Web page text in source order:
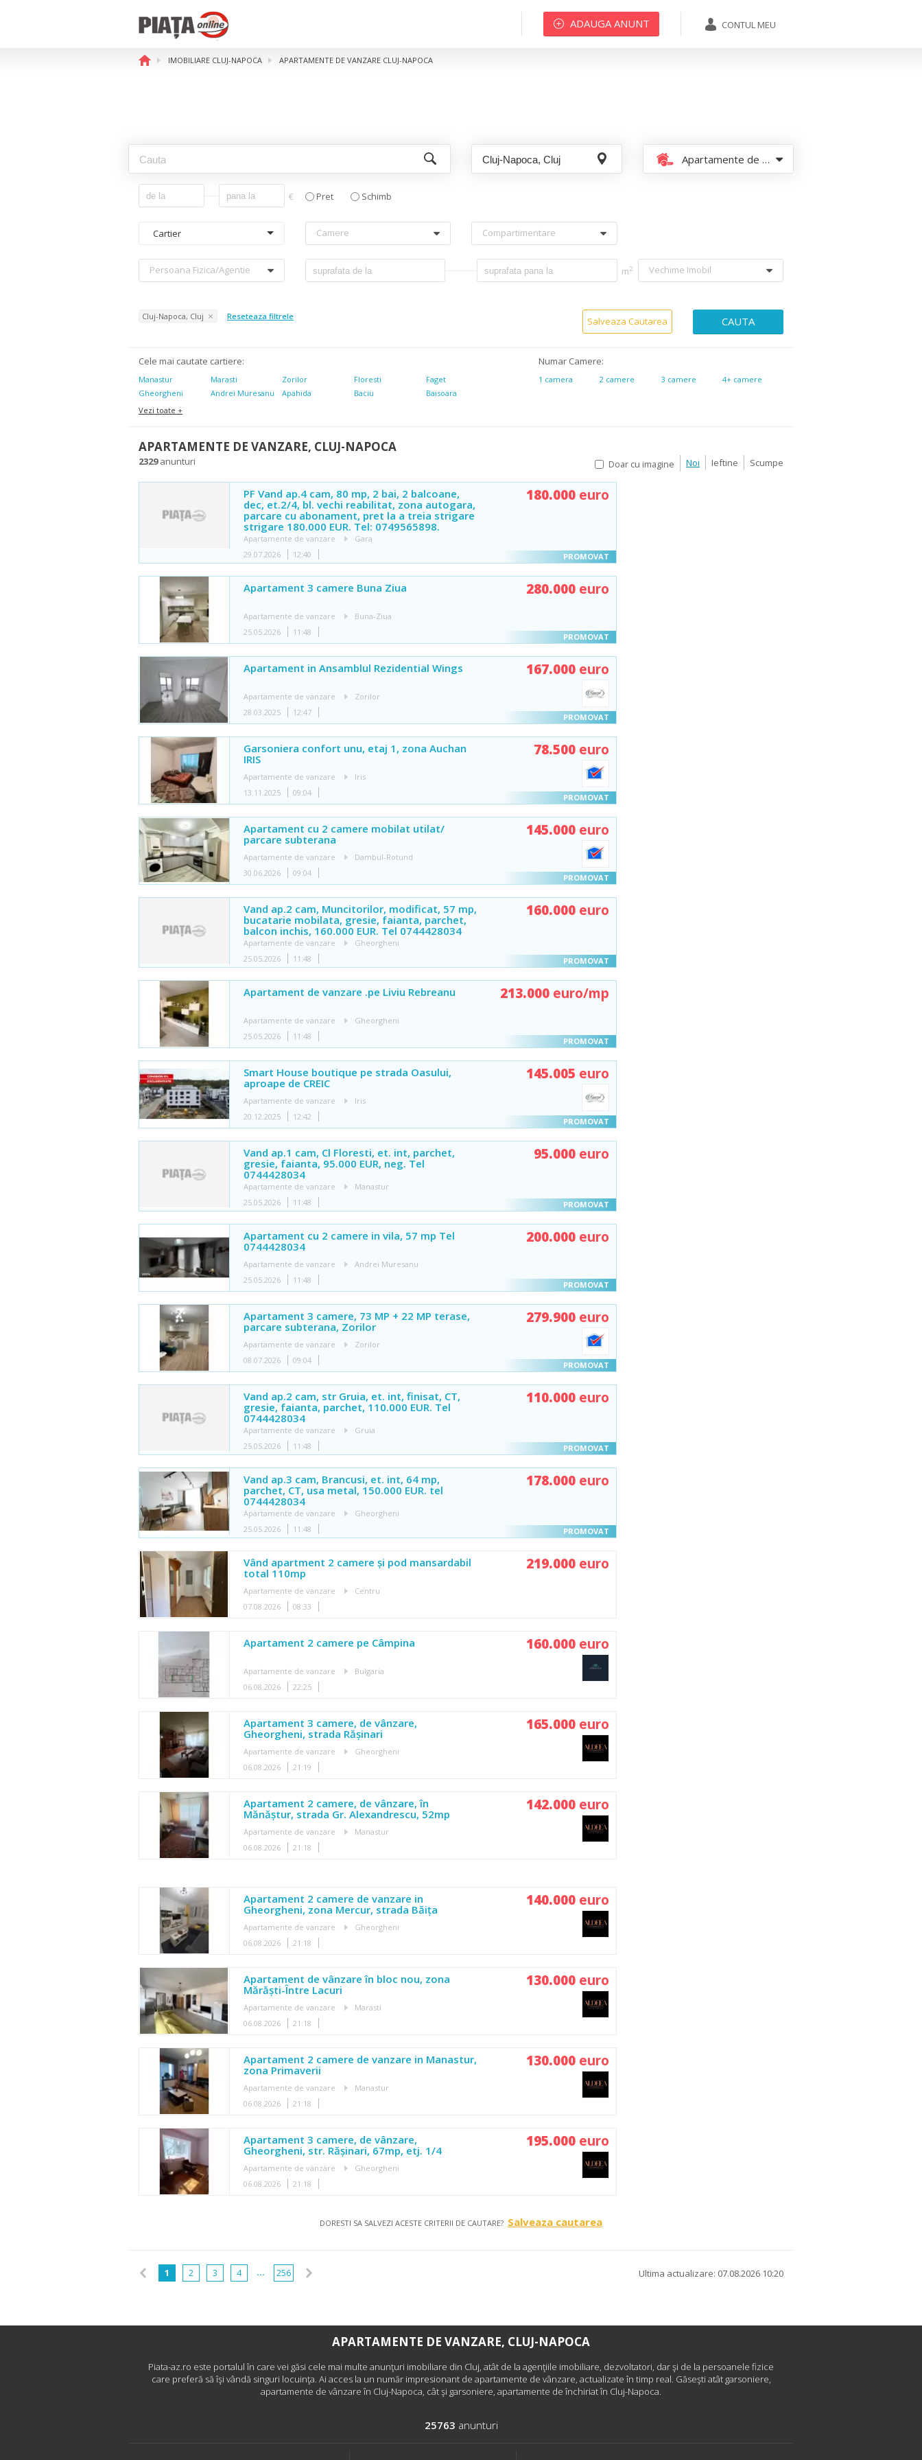
CONTUL MEU
ADAUGA ANUNT
IMOBILIARE CLUJ-NAPOCA APARTAMENTE DE VANZARE CLUJ-NAPOCA
Apartamente de vanzare
€ Pret Schimb
Cartier Camere Compartimentare
Persoana Fizica/agentie m2 Vechime Imobil
Cluj-Napoca, Cluj Reseteaza filtrele Salveaza Cautarea CAUTA
Cele mai cautate cartiere:
Manastur Marasti Zorilor Floresti
Faget
Gheorgheni
Andrei Muresanu Apahida Baciu
Baisoara
Vezi toate +
Numar Camere:
1 camera 2 camere 3 camere 4+ camere
APARTAMENTE DE VANZARE, CLUJ-NAPOCA
2329anunturi Doar cu imagine Noi Ieftine Scumpe
PF Vand ap.4 cam, 80 mp, 2 bai, 2 balcoane,
dec, et.2/4, bl. vechi reabilitat, zona autogara,
parcare cu abonament, pret la a treia strigare
strigare 180.000 EUR. Tel: 0749565898.
Apartamente de vanzare
Gara
29.07.2026
12:40
180.000 euro
Apartament 3 camere Buna Ziua
Apartamente de vanzare
Buna-Ziua
25.05.2026
11:48
280.000 euro
Apartament in Ansamblul Rezidential Wings
Apartamente de vanzare
Zorilor
28.03.2025
12:47
167.000 euro
Garsoniera confort unu, etaj 1, zona Auchan
IRIS
Apartamente de vanzare
Iris
13.11.2025
09:04
78.500 euro
Apartament cu 2 camere mobilat utilat/
parcare subterana
Apartamente de vanzare
Dambul-Rotund
30.06.2026
09:04
145.000 euro
Vand ap.2 cam, Muncitorilor, modificat, 57 mp,
bucatarie mobilata, gresie, faianta, parchet,
balcon inchis, 160.000 EUR. Tel 0744428034
Apartamente de vanzare
Gheorgheni
25.05.2026
11:48
160.000 euro
Apartament de vanzare .pe Liviu Rebreanu
Apartamente de vanzare
Gheorgheni
25.05.2026
11:48
213.000 euro/mp
Smart House boutique pe strada Oasului,
aproape de CREIC
Apartamente de vanzare
Iris
20.12.2025
12:42
145.005 euro
Vand ap.1 cam, Cl Floresti, et. int, parchet,
gresie, faianta, 95.000 EUR, neg. Tel
0744428034
Apartamente de vanzare
Manastur
25.05.2026
11:48
95.000 euro
Apartament cu 2 camere in vila, 57 mp Tel
0744428034
Apartamente de vanzare
Andrei Muresanu
25.05.2026
11:48
200.000 euro
Apartament 3 camere, 73 MP + 22 MP terase,
parcare subterana, Zorilor
Apartamente de vanzare
Zorilor
08.07.2026
09:04
279.900 euro
Vand ap.2 cam, str Gruia, et. int, finisat, CT,
gresie, faianta, parchet, 110.000 EUR. Tel
0744428034
Apartamente de vanzare
Gruia
25.05.2026
11:48
110.000 euro
Vand ap.3 cam, Brancusi, et. int, 64 mp,
parchet, CT, usa metal, 150.000 EUR. tel
0744428034
Apartamente de vanzare
Gheorgheni
25.05.2026
11:48
178.000 euro
Vând apartment 2 camere și pod mansardabil
total 110mp
Apartamente de vanzare
Centru
07.08.2026
08:33
219.000 euro
Apartament 2 camere pe Câmpina
Apartamente de vanzare
Bulgaria
06.08.2026
22:25
160.000 euro
Apartament 3 camere, de vânzare,
Gheorgheni, strada Rășinari
Apartamente de vanzare
Gheorgheni
06.08.2026
21:19
165.000 euro
Apartament 2 camere, de vânzare, în
Mănăștur, strada Gr. Alexandrescu, 52mp
Apartamente de vanzare
Manastur
06.08.2026
21:18
142.000 euro
Apartament 2 camere de vanzare in
Gheorgheni, zona Mercur, strada Băița
Apartamente de vanzare
Gheorgheni
06.08.2026
21:18
140.000 euro
Apartament de vânzare în bloc nou, zona
Mărăști-Între Lacuri
Apartamente de vanzare
Marasti
06.08.2026
21:18
130.000 euro
Apartament 2 camere de vanzare in Manastur,
zona Primaverii
Apartamente de vanzare
Manastur
06.08.2026
21:18
130.000 euro
Apartament 3 camere, de vânzare,
Gheorgheni, str. Rășinari, 67mp, etj. 1/4
Apartamente de vanzare
Gheorgheni
06.08.2026
21:18
195.000 euro
DORESTI SA SALVEZI ACESTE CRITERII DE CAUTARE? Salveaza cautarea
1 2 3 4 ... 256 Ultima actualizare: 07.08.2026 10:20
APARTAMENTE DE VANZARE, CLUJ-NAPOCA
Piata-az.ro este portalul în care vei găsi cele mai multe anunţuri imobiliare din Cluj, atât de la agenţiile imobiliare, dezvoltatori, dar şi de la persoanele fizice
care preferă să îşi vândă singuri locuinţa. Ai acces la un număr impresionant de apartamente de vânzare, actualizate în timp real. Găseşti atât garsoniere,
apartamente de vânzare în Cluj-Napoca, cât şi garsoniere, apartamente de închiriat în Cluj-Napoca.
25763 anunturi